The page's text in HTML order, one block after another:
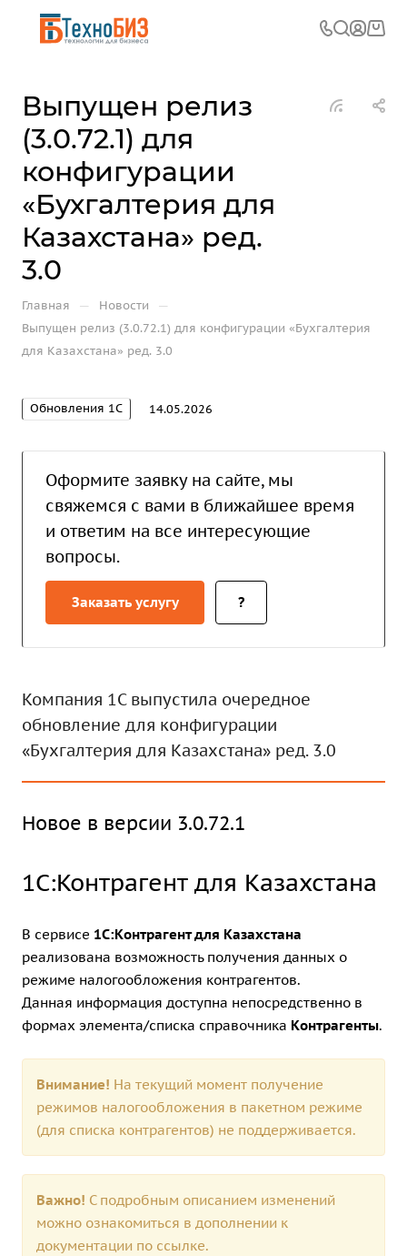
Выпущен релиз
(3.0.72.1) для
конфигурации
«Бухгалтерия для
Казахстана» ред.
3.0
Главная — Новости —
Выпущен релиз (3.0.72.1) для конфигурации «Бухгалтерия
для Казахстана» ред. 3.0
Обновления 1С 14.05.2026
Оформите заявку на сайте, мы
свяжемся с вами в ближайшее время
и ответим на все интересующие
вопросы.
Заказать услугу ?
Компания 1С выпустила очередное
обновление для конфигурации
«Бухгалтерия для Казахстана» ред. 3.0
Новое в версии 3.0.72.1
1С:Контрагент для Казахстана
В сервисе 1С:Контрагент для Казахстана
реализована возможность получения данных о
режиме налогообложения контрагентов.
Данная информация доступна непосредственно в
формах элемента/списка справочника Контрагенты.
Внимание! На текущий момент получение
режимов налогообложения в пакетном режиме
(для списка контрагентов) не поддерживается.
Важно! С подробным описанием изменений
можно ознакомиться в дополнении к
документации по ссылке.